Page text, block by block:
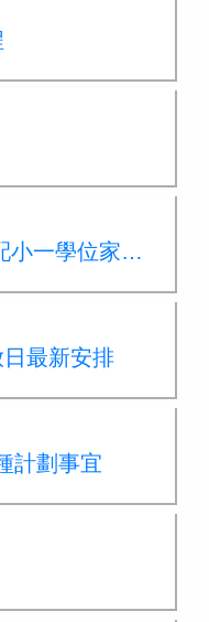
2022-2023 年度自行分配小一學位家長小須知
最新安排
計劃事宜